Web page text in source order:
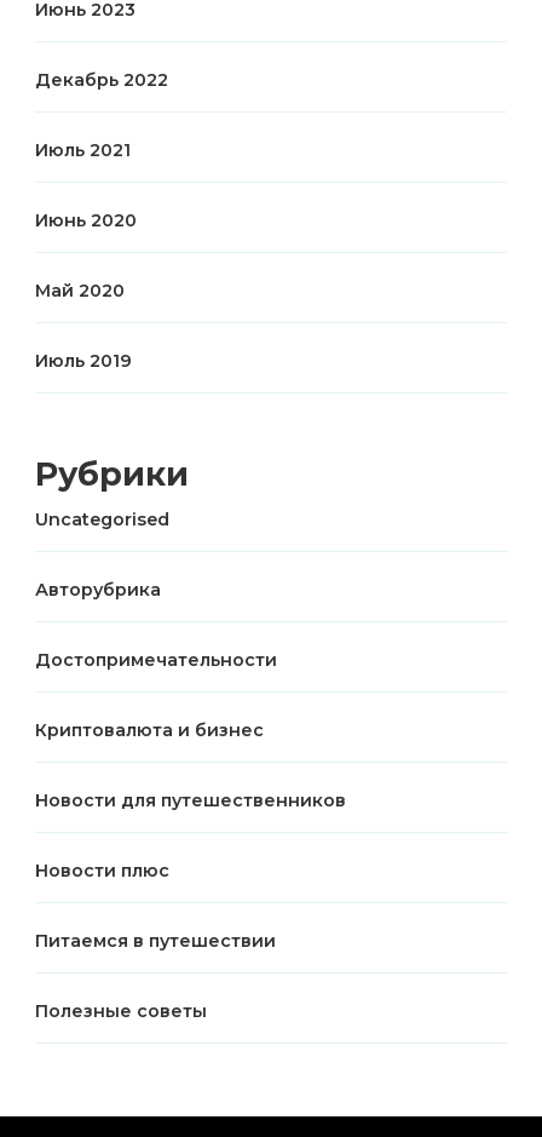
Июнь 2023
Декабрь 2022
Июль 2021
Июнь 2020
Май 2020
Июль 2019
Рубрики
Uncategorised
Авторубрика
Достопримечательности
Криптовалюта и бизнес
Новости для путешественников
Новости плюс
Питаемся в путешествии
Полезные советы